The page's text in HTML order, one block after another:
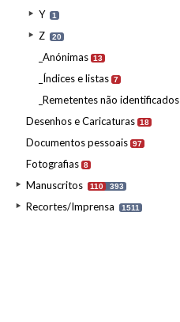
Y 1
Z 20
_Anónimas 13
_Índices e listas 7
_Remetentes não identificados
Desenhos e Caricaturas 18
Documentos pessoais 97
Fotografias 8
Manuscritos 110 393
Recortes/Imprensa 1511